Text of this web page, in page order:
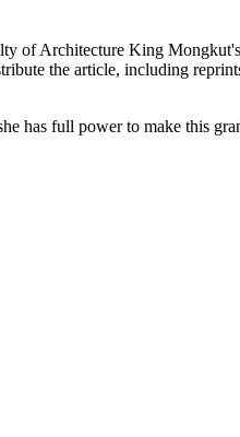
of Architecture King
the article, including
has full power to make this